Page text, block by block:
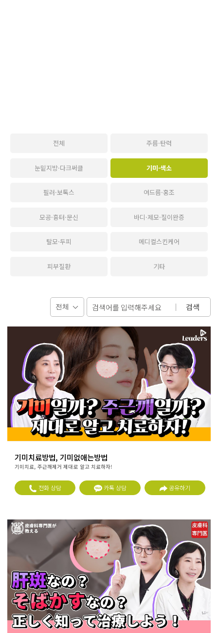
전체 주름·탄력
눈밑지방·다크써클 기미·색소
필러·보톡스 여드름·홍조
모공·흉터·문신 바디·제모·질이완증
탈모·두피 메디컬스킨케어
피부질환 기타
검색
기미치료방법, 기미없애는방법
기미치료, 주근깨제거 제대로 알고 치료하자!
전화 상담 카톡 상담 공유하기